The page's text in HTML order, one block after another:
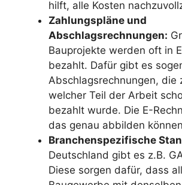
hilft, alle Kosten
Zahlungspläne und
Abschlagsrechnungen:
Bauprojekte werden oft in
bezahlt. Dafür gibt es
Abschlagsrechnungen, die
welcher Teil der Arbeit
bezahlt wurde. Die E-
das genau abbilden
Branchenspezifische
Deutschland gibt es z.B.
Diese sorgen dafür, dass